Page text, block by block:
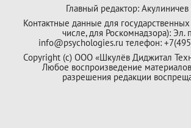
Главный редактор:
Контактные данные для
числе, для Роскомнадзора): Эл.
info@psychologies.ru телефон:
Copyright (с) ООО «Шкулёв Диджитал
Любое воспроизведение
разрешения редакции